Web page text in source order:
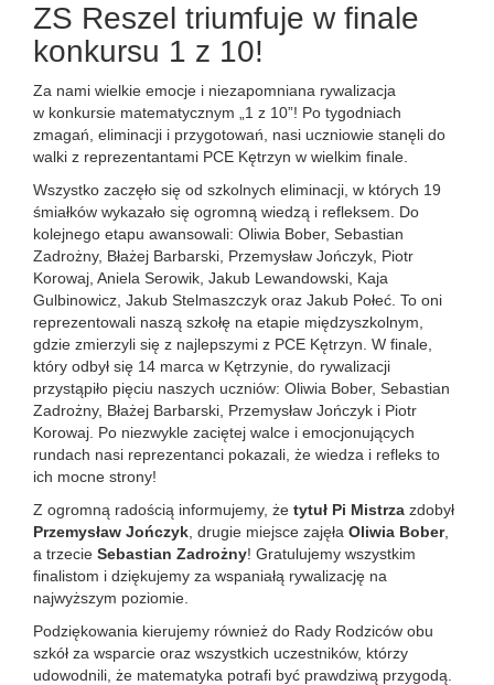
ZS Reszel triumfuje w finale
konkursu 1 z 10!
Za nami wielkie emocje i niezapomniana rywalizacja
w konkursie matematycznym „1 z 10”! Po tygodniach
zmagań, eliminacji i przygotowań, nasi uczniowie stanęli do
walki z reprezentantami PCE Kętrzyn w wielkim finale.
Wszystko zaczęło się od szkolnych eliminacji, w których 19
śmiałków wykazało się ogromną wiedzą i refleksem. Do
kolejnego etapu awansowali: Oliwia Bober, Sebastian
Zadrożny, Błażej Barbarski, Przemysław Jończyk, Piotr
Korowaj, Aniela Serowik, Jakub Lewandowski, Kaja
Gulbinowicz, Jakub Stelmaszczyk oraz Jakub Połeć. To oni
reprezentowali naszą szkołę na etapie międzyszkolnym,
gdzie zmierzyli się z najlepszymi z PCE Kętrzyn. W finale,
który odbył się 14 marca w Kętrzynie, do rywalizacji
przystąpiło pięciu naszych uczniów: Oliwia Bober, Sebastian
Zadrożny, Błażej Barbarski, Przemysław Jończyk i Piotr
Korowaj. Po niezwykle zaciętej walce i emocjonujących
rundach nasi reprezentanci pokazali, że wiedza i refleks to
ich mocne strony!
Z ogromną radością informujemy, że tytuł Pi Mistrza zdobył
Przemysław Jończyk , drugie miejsce zajęła Oliwia Bober,
a trzecie Sebastian Zadrożny! Gratulujemy wszystkim
finalistom i dziękujemy za wspaniałą rywalizację na
najwyższym poziomie.
Podziękowania kierujemy również do Rady Rodziców obu
szkół za wsparcie oraz wszystkich uczestników, którzy
udowodnili, że matematyka potrafi być prawdziwą przygodą.